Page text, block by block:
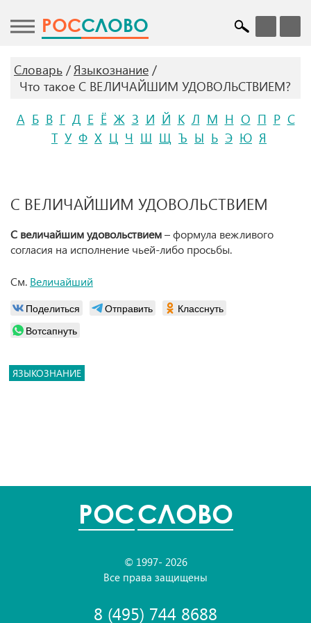
POCСЛОВО
Словарь
Языкознание
Что такое С ВЕЛИЧАЙШИМ УДОВОЛЬСТВИЕМ?
А Б В Г Д Е Ё Ж З И Й К Л М Н О П Р С
Т У Ф Х Ц Ч Ш Щ Ъ Ы Ь Э Ю Я
С ВЕЛИЧАЙШИМ УДОВОЛЬСТВИЕМ
С величайшим удовольствием– формула вежливого
согласия на исполнение чьей-либо просьбы.
См. Величайший
Поделиться Отправить
Класснуть
Вотсапнуть
ЯЗЫКОЗНАНИЕ
POCСЛОВО
© 1997- 2026
Все права защищены
8 (495) 744 8688